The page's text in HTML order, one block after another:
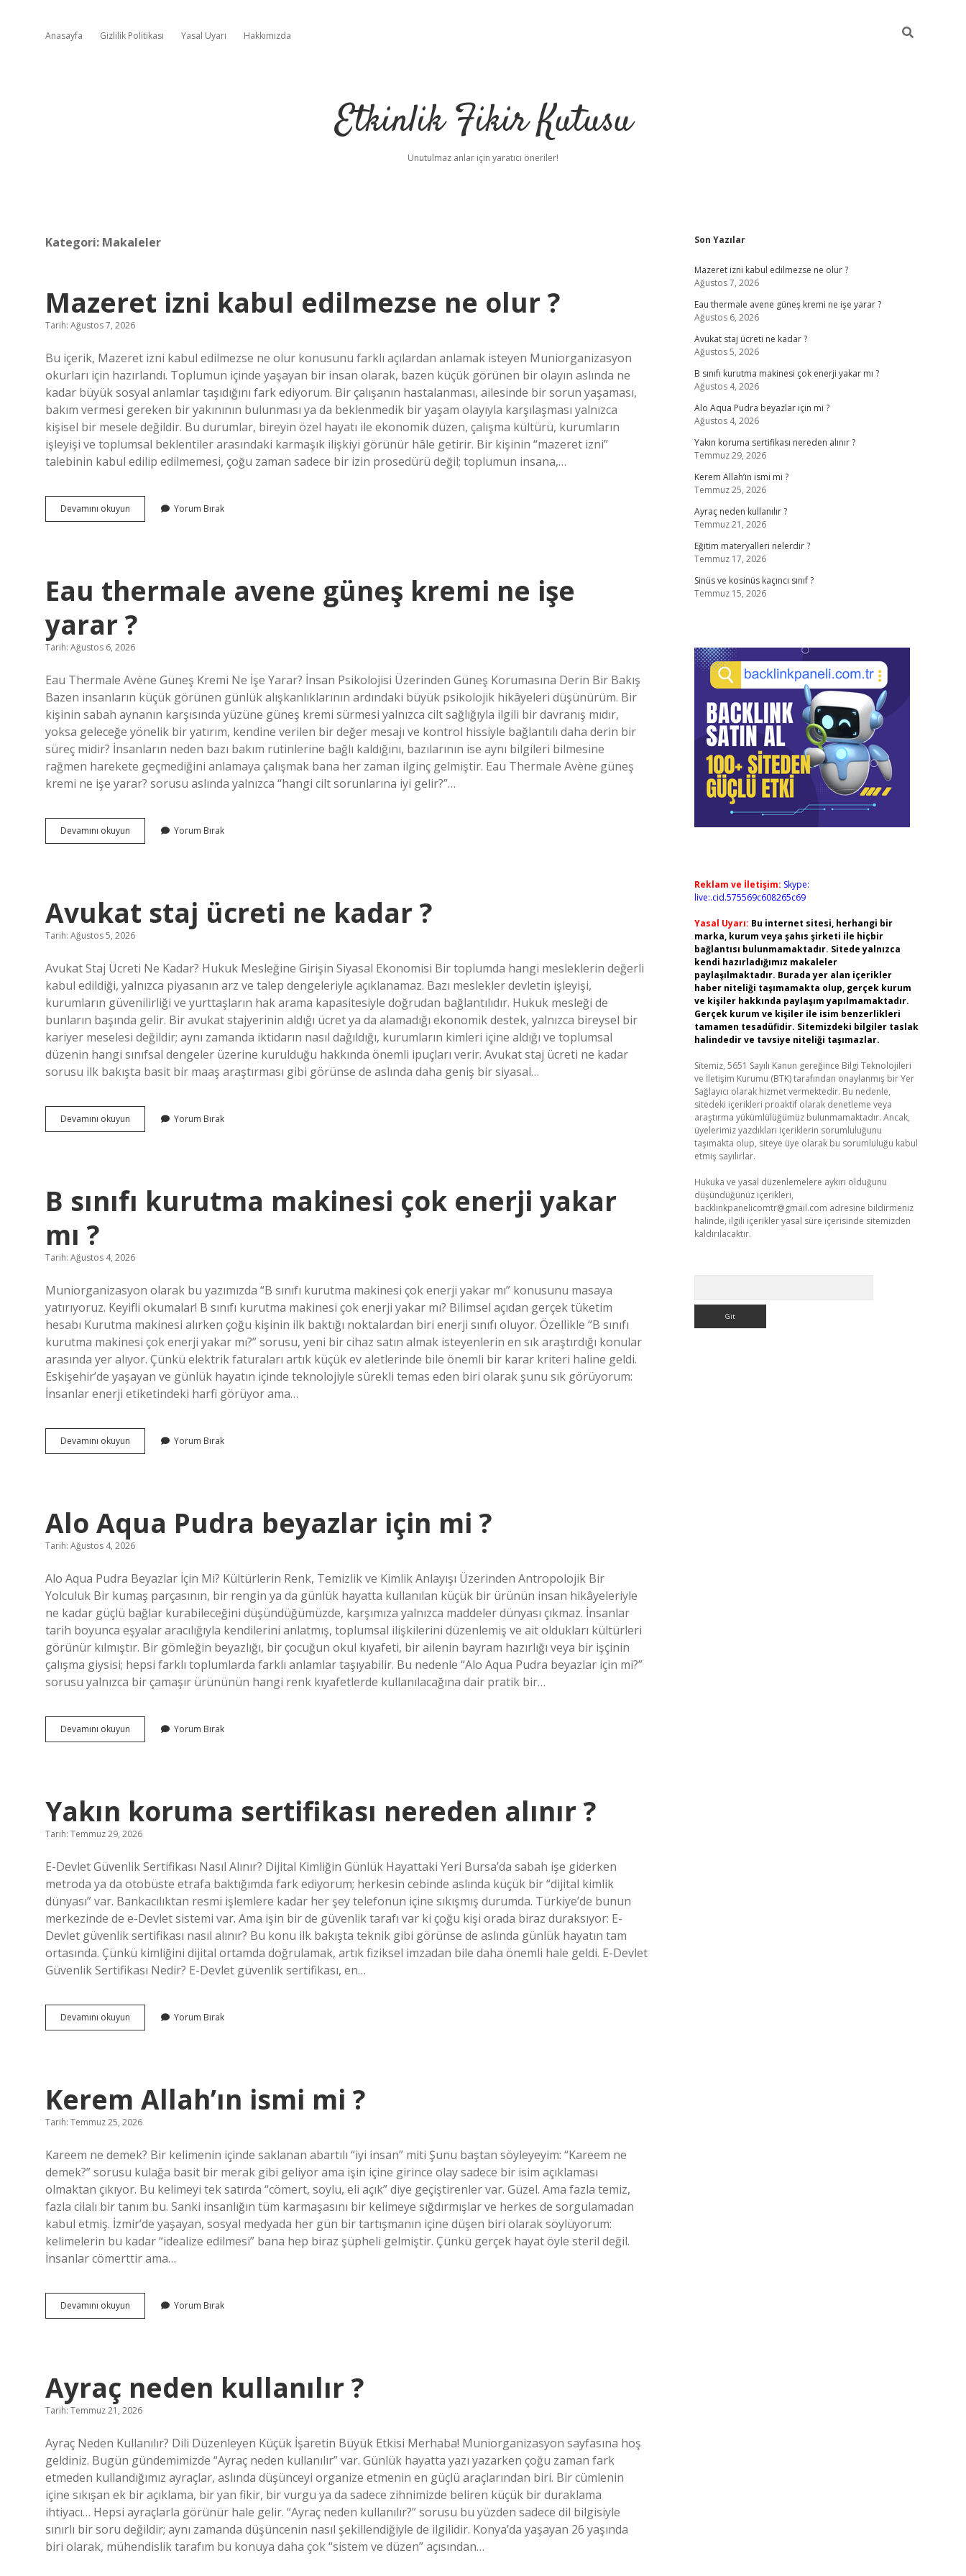
Anasayfa Gizlilik Politikası Yasal Uyarı Hakkımızda
Etkinlik Fikir Kutusu
Unutulmaz anlar için yaratıcı öneriler!
Kategori: Makaleler
Mazeret izni kabul edilmezse ne olur ?
Tarih: Ağustos 7, 2026
Bu içerik, Mazeret izni kabul edilmezse ne olur konusunu farklı açılardan anlamak isteyen Muniorganizasyon
okurları için hazırlandı. Toplumun içinde yaşayan bir insan olarak, bazen küçük görünen bir olayın aslında ne
kadar büyük sosyal anlamlar taşıdığını fark ediyorum. Bir çalışanın hastalanması, ailesinde bir sorun yaşaması,
bakım vermesi gereken bir yakınının bulunması ya da beklenmedik bir yaşam olayıyla karşılaşması yalnızca
kişisel bir mesele değildir. Bu durumlar, bireyin özel hayatı ile ekonomik düzen, çalışma kültürü, kurumların
işleyişi ve toplumsal beklentiler arasındaki karmaşık ilişkiyi görünür hâle getirir. Bir kişinin “mazeret izni”
talebinin kabul edilip edilmemesi, çoğu zaman sadece bir izin prosedürü değil; toplumun insana,…
Devamını okuyun Mazeret
izni
Yorum Bırak
Eau thermale avene güneş kremi ne işe
yarar ?
Tarih: Ağustos 6, 2026
Eau Thermale Avène Güneş Kremi Ne İşe Yarar? İnsan Psikolojisi Üzerinden Güneş Korumasına Derin Bir Bakış
Bazen insanların küçük görünen günlük alışkanlıklarının ardındaki büyük psikolojik hikâyeleri düşünürüm. Bir
kişinin sabah aynanın karşısında yüzüne güneş kremi sürmesi yalnızca cilt sağlığıyla ilgili bir davranış mıdır,
yoksa geleceğe yönelik bir yatırım, kendine verilen bir değer mesajı ve kontrol hissiyle bağlantılı daha derin bir
süreç midir? İnsanların neden bazı bakım rutinlerine bağlı kaldığını, bazılarının ise aynı bilgileri bilmesine
rağmen harekete geçmediğini anlamaya çalışmak bana her zaman ilginç gelmiştir. Eau Thermale Avène güneş
kremi ne işe yarar? sorusu aslında yalnızca “hangi cilt sorunlarına iyi gelir?”…
Devamını okuyun
thermale
işe
yarar
?
Yorum Bırak
Avukat staj ücreti ne kadar ?
Tarih: Ağustos 5, 2026
Avukat Staj Ücreti Ne Kadar? Hukuk Mesleğine Girişin Siyasal Ekonomisi Bir toplumda hangi mesleklerin değerli
kabul edildiği, yalnızca piyasanın arz ve talep dengeleriyle açıklanamaz. Bazı meslekler devletin işleyişi,
kurumların güvenilirliği ve yurttaşların hak arama kapasitesiyle doğrudan bağlantılıdır. Hukuk mesleği de
bunların başında gelir. Bir avukat stajyerinin aldığı ücret ya da alamadığı ekonomik destek, yalnızca bireysel bir
kariyer meselesi değildir; aynı zamanda iktidarın nasıl dağıldığı, kurumların kimleri içine aldığı ve toplumsal
düzenin hangi sınıfsal dengeler üzerine kurulduğu hakkında önemli ipuçları verir. Avukat staj ücreti ne kadar
sorusu ilk bakışta basit bir maaş araştırması gibi görünse de aslında daha geniş bir siyasal…
Devamını okuyun
staj
Yorum Bırak
B sınıfı kurutma makinesi çok enerji yakar
mı ?
Tarih: Ağustos 4, 2026
Muniorganizasyon olarak bu yazımızda “B sınıfı kurutma makinesi çok enerji yakar mı” konusunu masaya
yatırıyoruz. Keyifli okumalar! B sınıfı kurutma makinesi çok enerji yakar mı? Bilimsel açıdan gerçek tüketim
hesabı Kurutma makinesi alırken çoğu kişinin ilk baktığı noktalardan biri enerji sınıfı oluyor. Özellikle “B sınıfı
kurutma makinesi çok enerji yakar mı?” sorusu, yeni bir cihaz satın almak isteyenlerin en sık araştırdığı konular
arasında yer alıyor. Çünkü elektrik faturaları artık küçük ev aletlerinde bile önemli bir karar kriteri haline geldi.
Eskişehir’de yaşayan ve günlük hayatın içinde teknolojiyle sürekli temas eden biri olarak şunu sık görüyorum:
İnsanlar enerji etiketindeki harfi görüyor ama…
Devamını okuyun
sınıfı
yakar
mı
?
Yorum Bırak
Alo Aqua Pudra beyazlar için mi ?
Tarih: Ağustos 4, 2026
Alo Aqua Pudra Beyazlar İçin Mi? Kültürlerin Renk, Temizlik ve Kimlik Anlayışı Üzerinden Antropolojik Bir
Yolculuk Bir kumaş parçasının, bir rengin ya da günlük hayatta kullanılan küçük bir ürünün insan hikâyeleriyle
ne kadar güçlü bağlar kurabileceğini düşündüğümüzde, karşımıza yalnızca maddeler dünyası çıkmaz. İnsanlar
tarih boyunca eşyalar aracılığıyla kendilerini anlatmış, toplumsal ilişkilerini düzenlemiş ve ait oldukları kültürleri
görünür kılmıştır. Bir gömleğin beyazlığı, bir çocuğun okul kıyafeti, bir ailenin bayram hazırlığı veya bir işçinin
çalışma giysisi; hepsi farklı toplumlarda farklı anlamlar taşıyabilir. Bu nedenle “Alo Aqua Pudra beyazlar için mi?”
sorusu yalnızca bir çamaşır ürününün hangi renk kıyafetlerde kullanılacağına dair pratik bir…
Devamını okuyun
Aqua
Yorum Bırak
Yakın koruma sertifikası nereden alınır ?
Tarih: Temmuz 29, 2026
E-Devlet Güvenlik Sertifikası Nasıl Alınır? Dijital Kimliğin Günlük Hayattaki Yeri Bursa’da sabah işe giderken
metroda ya da otobüste etrafa baktığımda fark ediyorum; herkesin cebinde aslında küçük bir “dijital kimlik
dünyası” var. Bankacılıktan resmi işlemlere kadar her şey telefonun içine sıkışmış durumda. Türkiye’de bunun
merkezinde de e-Devlet sistemi var. Ama işin bir de güvenlik tarafı var ki çoğu kişi orada biraz duraksıyor: E-
Devlet güvenlik sertifikası nasıl alınır? Bu konu ilk bakışta teknik gibi görünse de aslında günlük hayatın tam
ortasında. Çünkü kimliğini dijital ortamda doğrulamak, artık fiziksel imzadan bile daha önemli hale geldi. E-Devlet
Güvenlik Sertifikası Nedir? E-Devlet güvenlik sertifikası, en…
Devamını okuyun
koruma
Yorum Bırak
Kerem Allah’ın ismi mi ?
Tarih: Temmuz 25, 2026
Kareem ne demek? Bir kelimenin içinde saklanan abartılı “iyi insan” miti Şunu baştan söyleyeyim: “Kareem ne
demek?” sorusu kulağa basit bir merak gibi geliyor ama işin içine girince olay sadece bir isim açıklaması
olmaktan çıkıyor. Bu kelimeyi tek satırda “cömert, soylu, eli açık” diye geçiştirenler var. Güzel. Ama fazla temiz,
fazla cilalı bir tanım bu. Sanki insanlığın tüm karmaşasını bir kelimeye sığdırmışlar ve herkes de sorgulamadan
kabul etmiş. İzmir’de yaşayan, sosyal medyada her gün bir tartışmanın içine düşen biri olarak söylüyorum:
kelimelerin bu kadar “idealize edilmesi” bana hep biraz şüpheli gelmiştir. Çünkü gerçek hayat öyle steril değil.
İnsanlar cömerttir ama…
Devamını okuyun
Allah’ın
Yorum Bırak
Ayraç neden kullanılır ?
Tarih: Temmuz 21, 2026
Ayraç Neden Kullanılır? Dili Düzenleyen Küçük İşaretin Büyük Etkisi Merhaba! Muniorganizasyon sayfasına hoş
geldiniz. Bugün gündemimizde “Ayraç neden kullanılır” var. Günlük hayatta yazı yazarken çoğu zaman fark
etmeden kullandığımız ayraçlar, aslında düşünceyi organize etmenin en güçlü araçlarından biri. Bir cümlenin
içine sıkışan ek bir açıklama, bir yan fikir, bir vurgu ya da sadece zihnimizde beliren küçük bir duraklama
ihtiyacı… Hepsi ayraçlarla görünür hale gelir. “Ayraç neden kullanılır?” sorusu bu yüzden sadece dil bilgisiyle
sınırlı bir soru değildir; aynı zamanda düşüncenin nasıl şekillendiğiyle de ilgilidir. Konya’da yaşayan 26 yaşında
biri olarak, mühendislik tarafım bu konuya daha çok “sistem ve düzen” açısından…
Sidebar
Son Yazılar
Mazeret izni kabul edilmezse ne olur ?
Ağustos 7, 2026
Eau thermale avene güneş kremi ne işe yarar ?
Ağustos 6, 2026
Avukat staj ücreti ne kadar ?
Ağustos 5, 2026
B sınıfı kurutma makinesi çok enerji yakar mı ?
Ağustos 4, 2026
Alo Aqua Pudra beyazlar için mi ?
Ağustos 4, 2026
Yakın koruma sertifikası nereden alınır ?
Temmuz 29, 2026
Kerem Allah’ın ismi mi ?
Temmuz 25, 2026
Ayraç neden kullanılır ?
Temmuz 21, 2026
Eğitim materyalleri nelerdir ?
Temmuz 17, 2026
Sinüs ve kosinüs kaçıncı sınıf ?
Temmuz 15, 2026
Reklam ve İletişim: Skype:
live:.cid.575569c608265c69
Yasal Uyarı: Bu internet sitesi, herhangi bir
marka, kurum veya şahıs şirketi ile hiçbir
bağlantısı bulunmamaktadır. Sitede yalnızca
kendi hazırladığımız makaleler
paylaşılmaktadır. Burada yer alan içerikler
haber niteliği taşımamakta olup, gerçek kurum
ve kişiler hakkında paylaşım yapılmamaktadır.
Gerçek kurum ve kişiler ile isim benzerlikleri
tamamen tesadüfidir. Sitemizdeki bilgiler taslak
halindedir ve tavsiye niteliği taşımazlar.
Sitemiz, 5651 Sayılı Kanun gereğince Bilgi Teknolojileri
ve İletişim Kurumu (BTK) tarafından onaylanmış bir Yer
Sağlayıcı olarak hizmet vermektedir. Bu nedenle,
sitedeki içerikleri proaktif olarak denetleme veya
araştırma yükümlülüğümüz bulunmamaktadır. Ancak,
üyelerimiz yazdıkları içeriklerin sorumluluğunu
taşımakta olup, siteye üye olarak bu sorumluluğu kabul
etmiş sayılırlar.
Hukuka ve yasal düzenlemelere aykırı olduğunu
düşündüğünüz içerikleri,
backlinkpanelicomtr@gmail.com adresine bildirmeniz
halinde, ilgili içerikler yasal süre içerisinde sitemizden
kaldırılacaktır.